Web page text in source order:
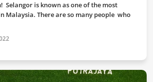
Selangor is known as one of the most
Malaysia. There are so many people who